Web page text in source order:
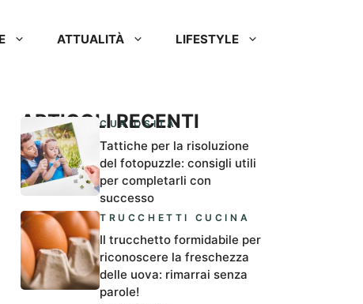
ATTUALITÀ LIFESTYLE
ARTICOLI RECENTI
CURIOSITÀ
Tattiche per la risoluzione
del fotopuzzle: consigli utili
per completarli con
successo
TRUCCHETTI CUCINA
Il trucchetto formidabile per
riconoscere la freschezza
delle uova: rimarrai senza
parole!